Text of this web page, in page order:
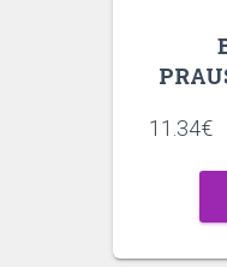
11.34€